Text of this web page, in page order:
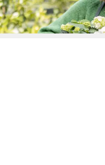
-25%
in 2-3 Werktagen bei dir